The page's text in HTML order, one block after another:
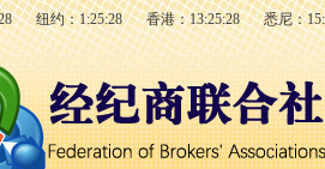
纽约：1:25:28 香港：13:25:28 悉尼：